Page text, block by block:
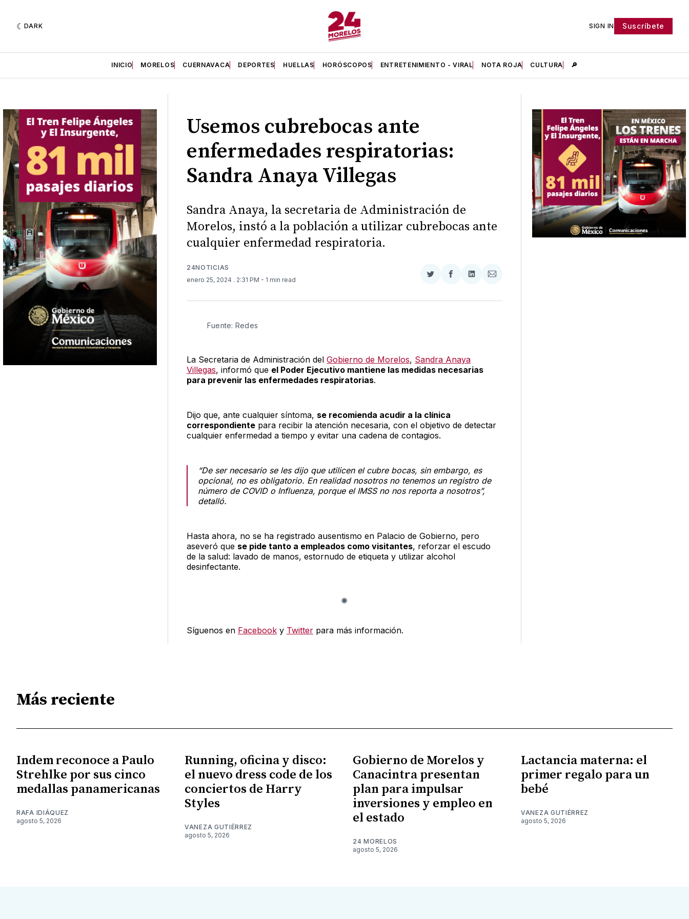
DARK SIGN IN Suscríbete
INICIO MORELOS CUERNAVACA DEPORTES HUELLAS HORÓSCOPOS ENTRETENIMIENTO - VIRAL NOTA ROJA CULTURA 🔎
Usemos cubrebocas ante
enfermedades respiratorias:
Sandra Anaya Villegas
Sandra Anaya, la secretaria de Administración de
Morelos, instó a la población a utilizar cubrebocas ante
cualquier enfermedad respiratoria.
24NOTICIAS
enero 25, 2024 . 2:31 PM - 1 min read
Compartir
Twitter
Compartir
Facebook
Compartir
LinkedIn
Compartir
Email
Fuente: Redes
La Secretaria de Administración del Gobierno de Morelos, Sandra Anaya
Villegas, informó que el Poder Ejecutivo mantiene las medidas necesarias
para prevenir las enfermedades respiratorias.
Dijo que, ante cualquier síntoma, se recomienda acudir a la clínica
correspondientepara recibir la atención necesaria, con el objetivo de detectar
cualquier enfermedad a tiempo y evitar una cadena de contagios.
“De ser necesario se les dijo que utilicen el cubre bocas, sin embargo, es
opcional, no es obligatorio. En realidad nosotros no tenemos un registro de
número de COVID o Influenza, porque el IMSS no nos reporta a nosotros”,
detalló.
Hasta ahora, no se ha registrado ausentismo en Palacio de Gobierno, pero
aseveró que se pide tanto a empleados como visitantes, reforzar el escudo
de la salud: lavado de manos, estornudo de etiqueta y utilizar alcohol
desinfectante.
Síguenos en Facebooky Twitterpara más información.
Más reciente
Indem reconoce a Paulo
Strehlke por sus cinco
medallas panamericanas
RAFA IDIÁQUEZ
agosto 5, 2026
Running, oficina y disco:
el nuevo dress code de los
conciertos de Harry
Styles
VANEZA GUTIÉRREZ
agosto 5, 2026
Gobierno de Morelos y
Canacintra presentan
plan para impulsar
inversiones y empleo en
el estado
24 MORELOS
agosto 5, 2026
Lactancia materna: el
primer regalo para un
bebé
VANEZA GUTIÉRREZ
agosto 5, 2026